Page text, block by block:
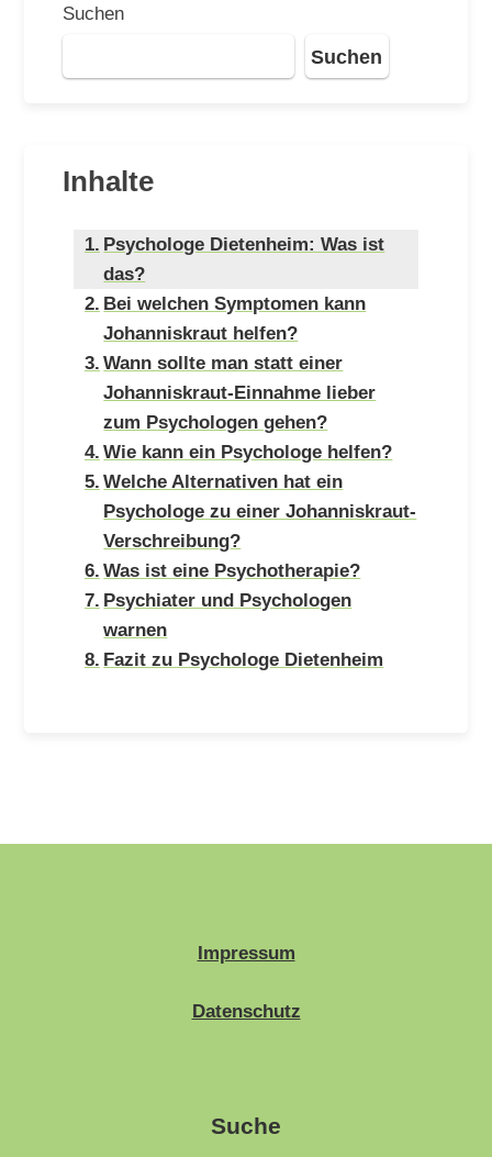
Suchen
Suchen
Inhalte
Psychologe Dietenheim: Was ist
das?
Bei welchen Symptomen kann
Johanniskraut helfen?
Wann sollte man statt einer
Johanniskraut-Einnahme lieber
zum Psychologen gehen?
Wie kann ein Psychologe helfen?
Welche Alternativen hat ein
Psychologe zu einer Johanniskraut-
Verschreibung?
Was ist eine Psychotherapie?
Psychiater und Psychologen
warnen
Fazit zu Psychologe Dietenheim
Impressum
Datenschutz
Suche